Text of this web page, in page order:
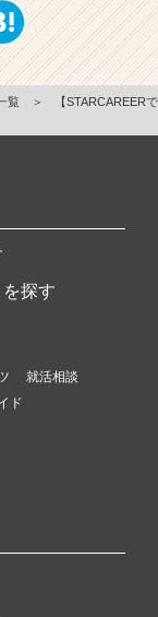
覧 ＞
【STARCAREERで
探す
就活相談
ド